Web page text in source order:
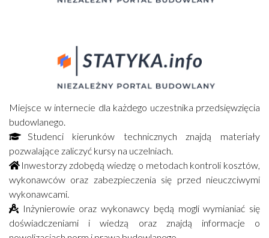
Miejsce w internecie dla każdego uczestnika przedsięwzięcia
budowlanego.
Studenci kierunków technicznych znajdą materiały
pozwalające zaliczyć kursy na uczelniach.
Inwestorzy zdobędą wiedzę o metodach kontroli kosztów,
wykonawców oraz zabezpieczenia się przed nieuczciwymi
wykonawcami.
Inżynierowie oraz wykonawcy będą mogli wymianiać się
doświadczeniami i wiedzą oraz znajdą informacje o